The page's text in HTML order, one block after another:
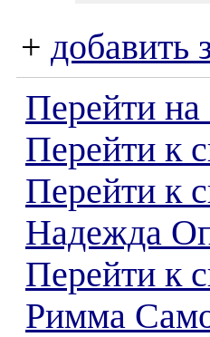
+ добавить
Перейти на
Перейти к
Перейти к
Надежда
Перейти к
Римма